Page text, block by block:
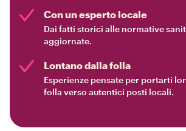
Con un esperto locale
Dai fatti storici alle normative
aggiornate.
Lontano dalla folla
Esperienze pensate per portarti
folla verso autentici posti locali.